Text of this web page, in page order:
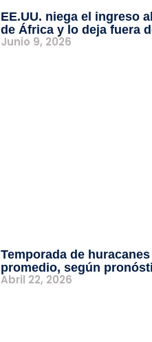
EE.UU. niega el ingreso
de África y lo deja fuera
Junio 9, 2026
Temporada de
promedio, según
Abril 22, 2026